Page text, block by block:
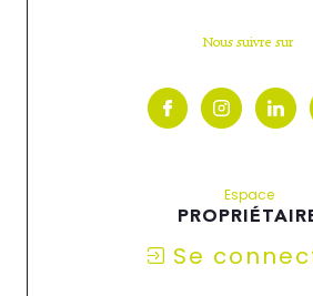
Nous suivre sur
Espace
Se